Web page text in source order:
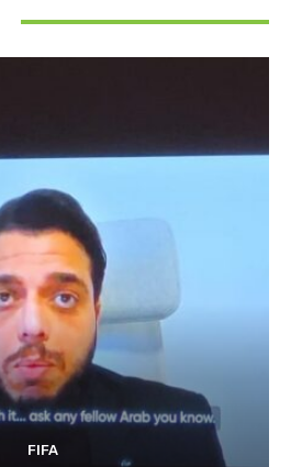
FIFA